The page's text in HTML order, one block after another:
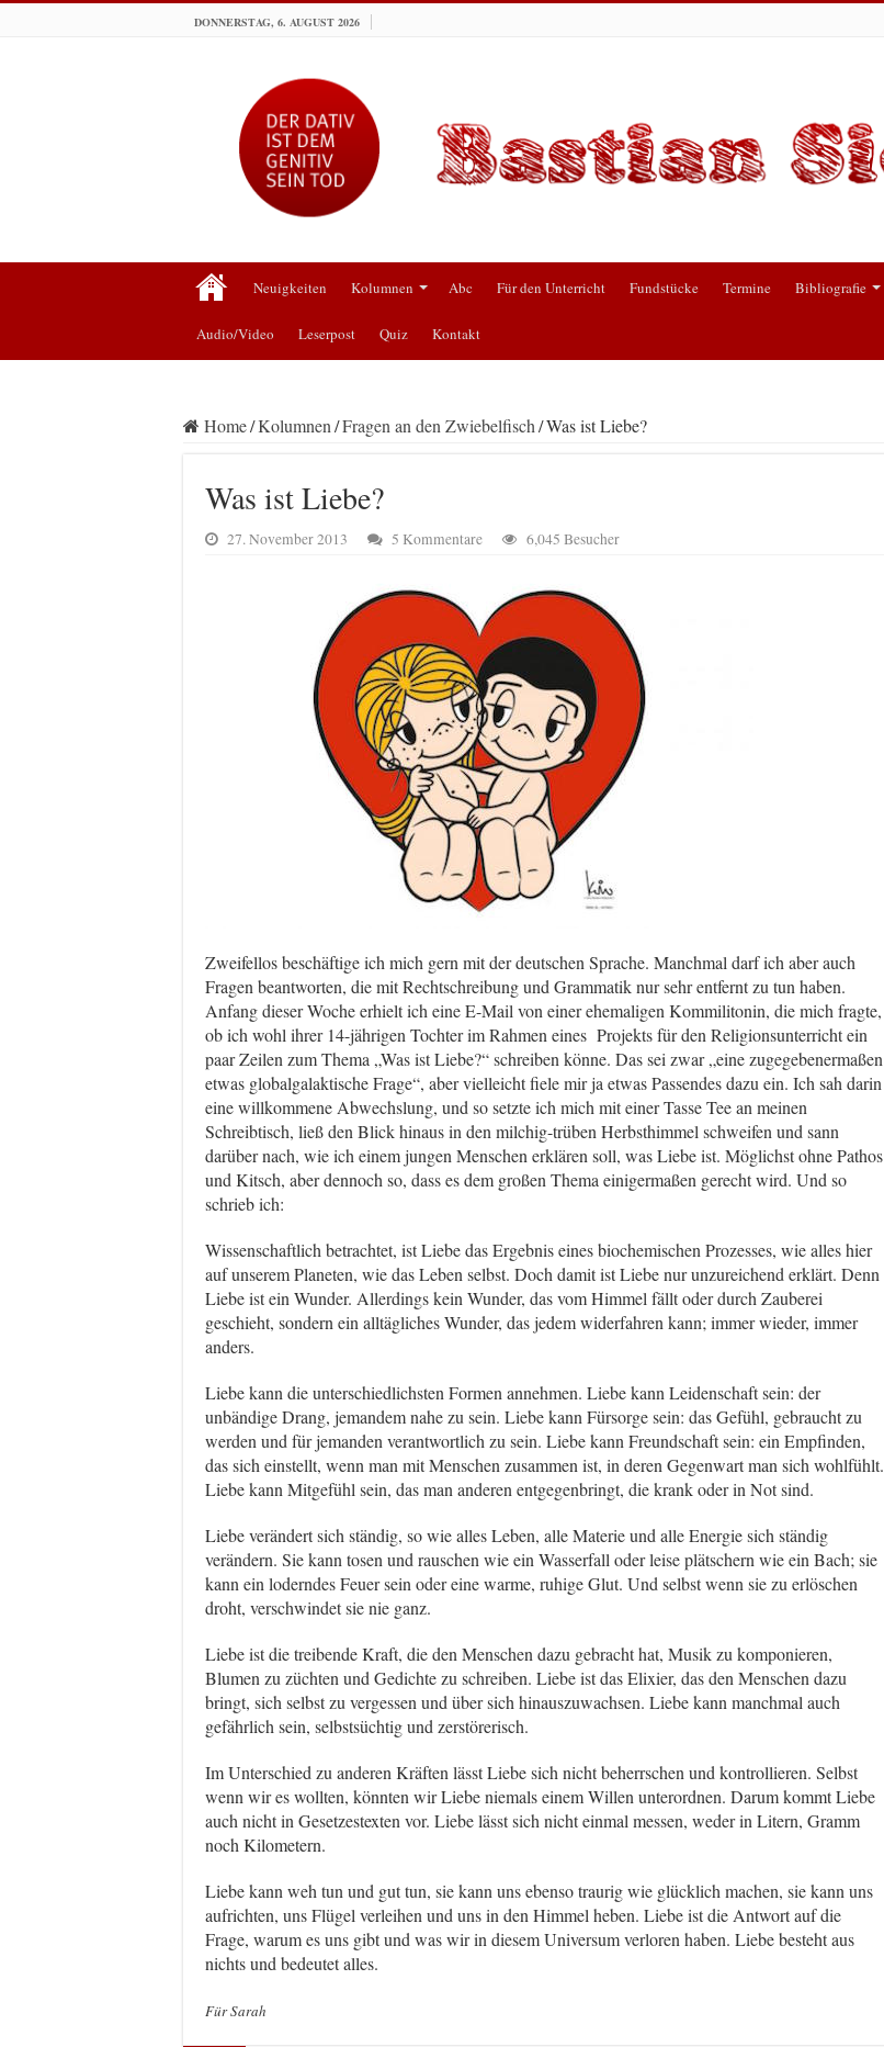
DONNERSTAG, 6. AUGUST 2026
Neuigkeiten Kolumnen Abc Für den Unterricht Fundstücke Termine Bibliografie
Audio/Video Leserpost Quiz Kontakt
Home/Kolumnen/Fragen an den Zwiebelfisch/Was ist Liebe?
Was ist Liebe?
27. November 2013 5 Kommentare 6,045 Besucher
Zweifellos beschäftige ich mich gern mit der deutschen Sprache. Manchmal darf ich aber auch
Fragen beantworten, die mit Rechtschreibung und Grammatik nur sehr entfernt zu tun haben.
Anfang dieser Woche erhielt ich eine E-Mail von einer ehemaligen Kommilitonin, die mich fragte,
ob ich wohl ihrer 14-jährigen Tochter im Rahmen eines Projekts für den Religionsunterricht ein
paar Zeilen zum Thema „Was ist Liebe?“ schreiben könne. Das sei zwar „eine zugegebenermaßen
etwas globalgalaktische Frage“, aber vielleicht fiele mir ja etwas Passendes dazu ein. Ich sah darin
eine willkommene Abwechslung, und so setzte ich mich mit einer Tasse Tee an meinen
Schreibtisch, ließ den Blick hinaus in den milchig-trüben Herbsthimmel schweifen und sann
darüber nach, wie ich einem jungen Menschen erklären soll, was Liebe ist. Möglichst ohne Pathos
und Kitsch, aber dennoch so, dass es dem großen Thema einigermaßen gerecht wird. Und so
schrieb ich:
Wissenschaftlich betrachtet, ist Liebe das Ergebnis eines biochemischen Prozesses, wie alles hier
auf unserem Planeten, wie das Leben selbst. Doch damit ist Liebe nur unzureichend erklärt. Denn
Liebe ist ein Wunder. Allerdings kein Wunder, das vom Himmel fällt oder durch Zauberei
geschieht, sondern ein alltägliches Wunder, das jedem widerfahren kann; immer wieder, immer
anders.
Liebe kann die unterschiedlichsten Formen annehmen. Liebe kann Leidenschaft sein: der
unbändige Drang, jemandem nahe zu sein. Liebe kann Fürsorge sein: das Gefühl, gebraucht zu
werden und für jemanden verantwortlich zu sein. Liebe kann Freundschaft sein: ein Empfinden,
das sich einstellt, wenn man mit Menschen zusammen ist, in deren Gegenwart man sich wohlfühlt.
Liebe kann Mitgefühl sein, das man anderen entgegenbringt, die krank oder in Not sind.
Liebe verändert sich ständig, so wie alles Leben, alle Materie und alle Energie sich ständig
verändern. Sie kann tosen und rauschen wie ein Wasserfall oder leise plätschern wie ein Bach; sie
kann ein loderndes Feuer sein oder eine warme, ruhige Glut. Und selbst wenn sie zu erlöschen
droht, verschwindet sie nie ganz.
Liebe ist die treibende Kraft, die den Menschen dazu gebracht hat, Musik zu komponieren,
Blumen zu züchten und Gedichte zu schreiben. Liebe ist das Elixier, das den Menschen dazu
bringt, sich selbst zu vergessen und über sich hinauszuwachsen. Liebe kann manchmal auch
gefährlich sein, selbstsüchtig und zerstörerisch.
Im Unterschied zu anderen Kräften lässt Liebe sich nicht beherrschen und kontrollieren. Selbst
wenn wir es wollten, könnten wir Liebe niemals einem Willen unterordnen. Darum kommt Liebe
auch nicht in Gesetzestexten vor. Liebe lässt sich nicht einmal messen, weder in Litern, Gramm
noch Kilometern.
Liebe kann weh tun und gut tun, sie kann uns ebenso traurig wie glücklich machen, sie kann uns
aufrichten, uns Flügel verleihen und uns in den Himmel heben. Liebe ist die Antwort auf die
Frage, warum es uns gibt und was wir in diesem Universum verloren haben. Liebe besteht aus
nichts und bedeutet alles.
Für Sarah